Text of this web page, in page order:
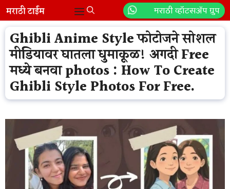
Skip
to
content
मराठी व्हॉटसॲप ग्रुप
Menu
Ghibli Anime Style फोटोजने सोशल
मीडियावर घातला धुमाकूळ! अगदी Free
मध्ये बनवा photos : How To Create
Ghibli Style Photos For Free.